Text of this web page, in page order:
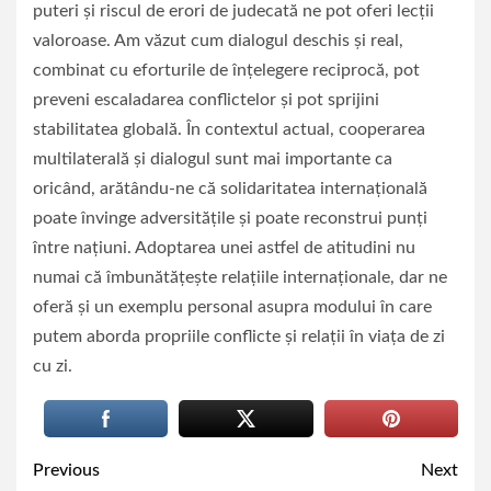
puteri și riscul de erori de judecată ne pot oferi lecții
valoroase. Am văzut cum dialogul deschis și real,
combinat cu eforturile de înțelegere reciprocă, pot
preveni escaladarea conflictelor și pot sprijini
stabilitatea globală. În contextul actual, cooperarea
multilaterală și dialogul sunt mai importante ca
oricând, arătându-ne că solidaritatea internațională
poate învinge adversitățile și poate reconstrui punți
între națiuni. Adoptarea unei astfel de atitudini nu
numai că îmbunătățește relațiile internaționale, dar ne
oferă și un exemplu personal asupra modului în care
putem aborda propriile conflicte și relații în viața de zi
cu zi.
Continue
Previous
Next